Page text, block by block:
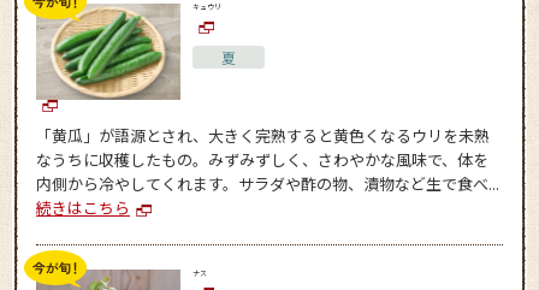
キュウリ
夏
「黄瓜」が語源とされ、大きく完熟すると黄色くなるウリを未熟
なうちに収穫したもの。みずみずしく、さわやかな風味で、体を
内側から冷やしてくれます。サラダや酢の物、漬物など生で食べ...
続きはこちら
ナス